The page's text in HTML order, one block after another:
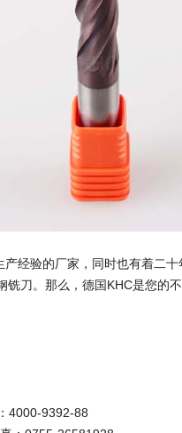
产经验的厂家，同时也有着二
铣刀。那么，德国KHC是您的
4000-9392-88